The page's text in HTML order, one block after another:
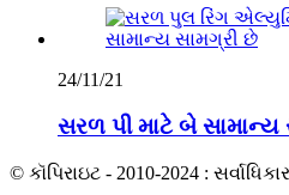
24/11/21
સરળ પી માટે બે સામાન્ય
© કૉપિરાઇટ - 2010-2024 :